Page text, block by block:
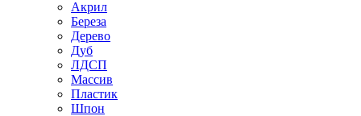
Акрил
Береза
Дерево
Дуб
ЛДСП
Массив
Пластик
Шпон